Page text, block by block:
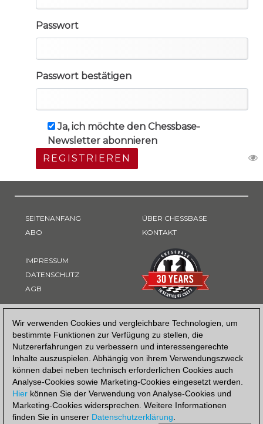
Wir verwenden Cookies und vergleichbare Technologien, um
bestimmte Funktionen zur Verfügung zu stellen, die
Nutzererfahrungen zu verbessern und interessengerechte
Inhalte auszuspielen. Abhängig von ihrem Verwendungszweck
können dabei neben technisch erforderlichen Cookies auch
Analyse-Cookies sowie Marketing-Cookies eingesetzt werden.
Hier können Sie der Verwendung von Analyse-Cookies und
Marketing-Cookies widersprechen. Weitere Informationen
finden Sie in unserer Datenschutzerklärung.
Passwort
Passwort bestätigen
Ja, ich möchte den Chessbase-
Newsletter abonnieren
REGISTRIEREN
SEITENANFANG
ABO
IMPRESSUM
DATENSCHUTZ
AGB
ÜBER CHESSBASE
KONTAKT
ZAHLUNGSART